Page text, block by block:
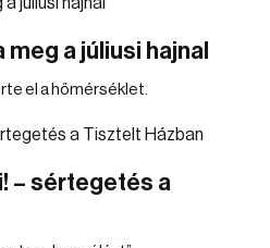
a júliusi hajnal
el a hőmérséklet.
– sértegetés a